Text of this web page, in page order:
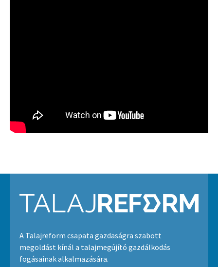
A Talajreform csapata gazdaságra szabott
megoldást kínál a talajmegújító gazdálkodás
fogásainak alkalmazására.